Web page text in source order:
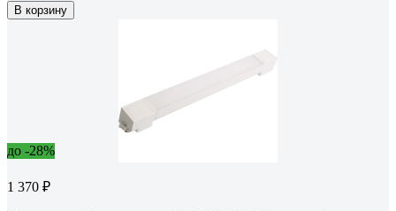
В корзину
до -28%
1 370 ₽